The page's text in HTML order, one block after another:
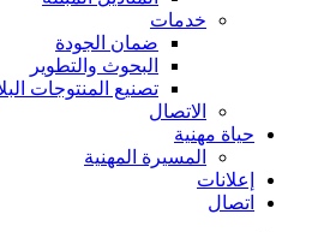
خدمات
ضمان الجودة
البحوث والتطوير
تصنيع المنتوجات
الاتصال
حياة مهنية
المسيرة المهنية
إعلانات
اتصال